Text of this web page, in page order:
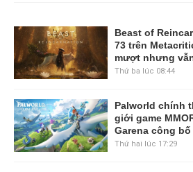
Beast of
73 trên
mượt nhưng
Thứ ba lúc 08:44
Palworld chính
giới game
Garena công
Thứ hai lúc 17:29